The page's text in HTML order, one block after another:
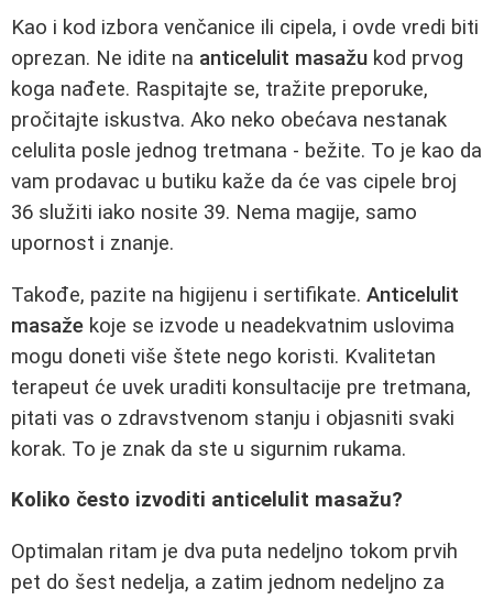
Kao i kod izbora venčanice ili cipela, i ovde vredi biti
oprezan. Ne idite na anticelulit masažu kod prvog
koga nađete. Raspitajte se, tražite preporuke,
pročitajte iskustva. Ako neko obećava nestanak
celulita posle jednog tretmana - bežite. To je kao da
vam prodavac u butiku kaže da će vas cipele broj
36 služiti iako nosite 39. Nema magije, samo
upornost i znanje.
Takođe, pazite na higijenu i sertifikate. Anticelulit
masaže koje se izvode u neadekvatnim uslovima
mogu doneti više štete nego koristi. Kvalitetan
terapeut će uvek uraditi konsultacije pre tretmana,
pitati vas o zdravstvenom stanju i objasniti svaki
korak. To je znak da ste u sigurnim rukama.
Koliko često izvoditi anticelulit masažu?
Optimalan ritam je dva puta nedeljno tokom prvih
pet do šest nedelja, a zatim jednom nedeljno za